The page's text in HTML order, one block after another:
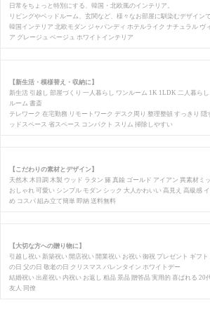
日常をちょっと特別にする、韓国・北欧風のインテリア。
リビングやベッドルーム、玄関など、様々なお部屋に馴染むデザインで
韓国インテリア 北欧モダン ジャパンディ ホテルライク ナチュラル ヴ
ア グレージュ ベージュ ホワイトインテリア
【新生活・模様替え・収納に】
新生活 引越し 部屋づくり 一人暮らし ワンルーム 1K 1LDK 二人暮ら
ルーム 書斎
テレワーク 在宅勤務 リモートワーク デスク周り 整理整頓 すっきり
ッドスペース 省スペース コンパクト スリム 掃除しやすい
【こだわりの素材とデザイン】
天然木 木目調 木製 ウッド ラタン 籐 真鍮 ゴールド アイアン 異素材ミ
おしゃれ 可愛い シンプル モダン シック 大人かわいい 高見え 高級感
め コスパ 組み立て簡単 即納 送料無料
【大切な方への贈り物に】
引越し祝い 新築祝い 開店祝い 開業祝い お祝い 御祝 プレゼント ギフ
の日 父の日 敬老の日 クリスマス バレンタイン ホワイトデー
結婚祝い 出産祝い 内祝い お返し 粗品 景品 贈答品 実用的 喜ばれる 20
友人 同僚